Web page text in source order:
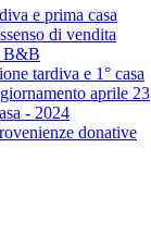
e prima casa
di vendita
B&B
tardiva e 1° casa
aprile 23
- 2024
donative